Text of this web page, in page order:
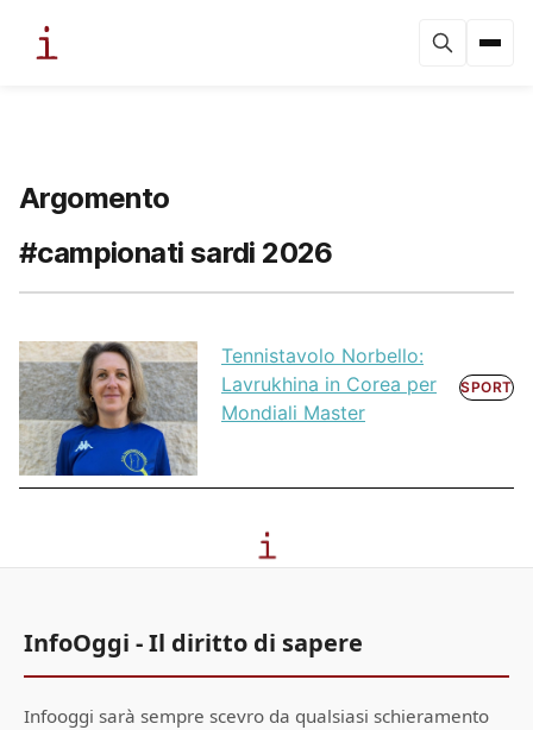
Argomento
#campionati sardi 2026
Tennistavolo Norbello:
Lavrukhina in Corea per
Mondiali Master
SPORT
InfoOggi - Il diritto di sapere
Infooggi sarà sempre scevro da qualsiasi schieramento